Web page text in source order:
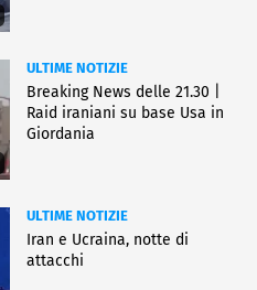
ULTIME NOTIZIE
Breaking News delle 21.30 |
Raid iraniani su base Usa in
Giordania
ULTIME NOTIZIE
Iran e Ucraina, notte di
attacchi